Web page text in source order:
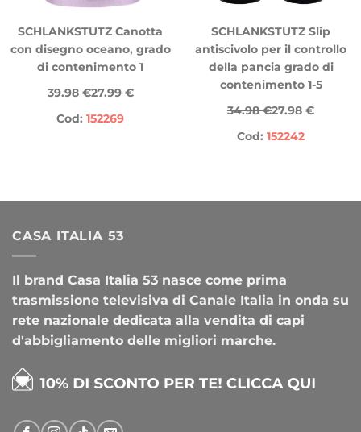
SCHLANKSTUTZ Canotta
con disegno oceano, grado
di contenimento 1
39.98 €27.99 €
Cod: 152269
SCHLANKSTUTZ Slip
antiscivolo per il controllo
della pancia grado di
contenimento 1-5
34.98 €27.98 €
Cod: 152242
CASA ITALIA 53
Il brand Casa Italia 53 nasce come prima
trasmissione televisiva di Canale Italia in onda su
rete nazionale dedicata alla vendita di capi
d'abbigliamento delle migliori marche.